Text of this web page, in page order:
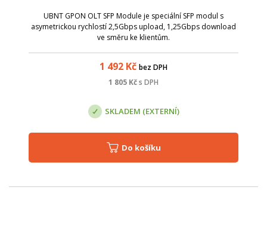
UBNT GPON OLT SFP Module je speciální SFP modul s
asymetrickou rychlostí 2,5Gbps upload, 1,25Gbps download
ve směru ke klientům.
1 492 Kč bez DPH
1 805 Kčs DPH
SKLADEM (EXTERNÍ)
Do košíku